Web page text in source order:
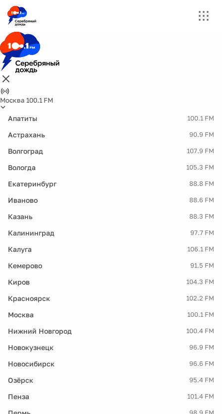
Москва 100.1 FM
Апатиты 100.1 FM
Астрахань 90.9 FM
Волгоград 107.9 FM
Вологда 105.3 FM
Екатеринбург 88.8 FM
Иваново 88.6 FM
Казань 88.3 FM
Калининград 97.7 FM
Калуга 106.1 FM
Кемерово 91.5 FM
Киров 104.3 FM
Красноярск 102.2 FM
Москва 100.1 FM
Нижний Новгород 100.4 FM
Новокузнецк 96.9 FM
Новосибирск 96.6 FM
Озёрск 95.4 FM
Пенза 101.4 FM